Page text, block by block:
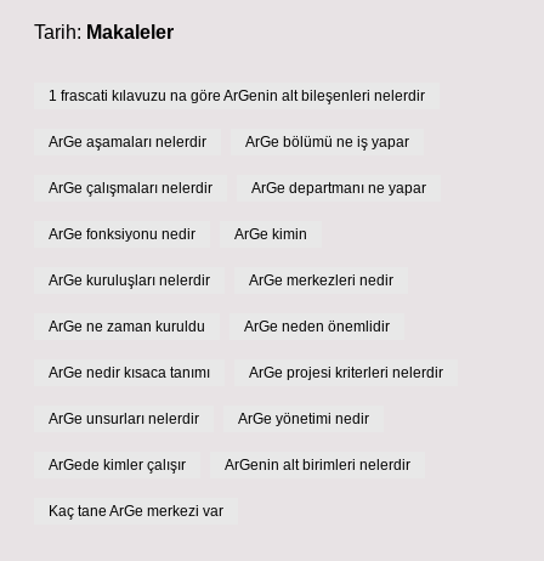
Tarih: Makaleler
1 frascati kılavuzu na göre ArGenin alt bileşenleri nelerdir
ArGe aşamaları nelerdir ArGe bölümü ne iş yapar
ArGe çalışmaları nelerdir ArGe departmanı ne yapar
ArGe fonksiyonu nedir ArGe kimin
ArGe kuruluşları nelerdir ArGe merkezleri nedir
ArGe ne zaman kuruldu ArGe neden önemlidir
ArGe nedir kısaca tanımı ArGe projesi kriterleri nelerdir
ArGe unsurları nelerdir ArGe yönetimi nedir
ArGede kimler çalışır ArGenin alt birimleri nelerdir
Kaç tane ArGe merkezi var